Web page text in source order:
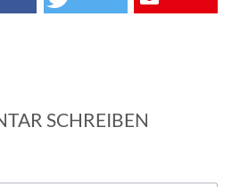
SCHREIBEN